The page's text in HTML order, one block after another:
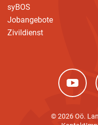
syBOS
Jobangebote
Zivildienst
(neues
© 2026 Oö.